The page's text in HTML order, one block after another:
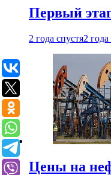
Первый
2 года спустя2 года
Цены на